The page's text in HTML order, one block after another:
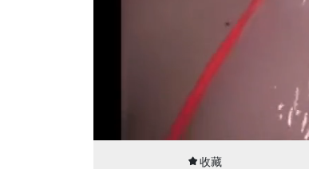
00:05
收藏